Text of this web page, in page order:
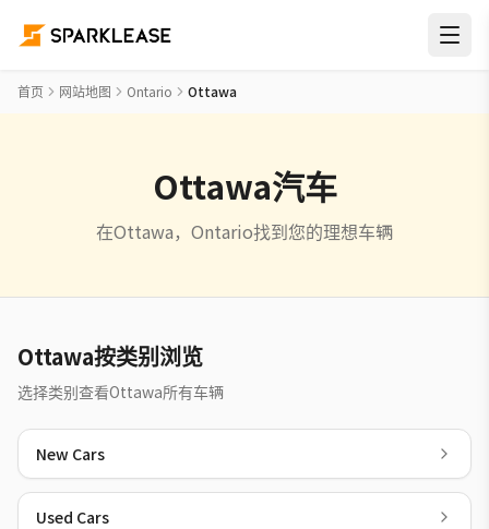
首页 网站地图 Ontario Ottawa
Ottawa汽车
在Ottawa，Ontario找到您的理想车辆
Ottawa按类别浏览
选择类别查看Ottawa所有车辆
New Cars
Used Cars